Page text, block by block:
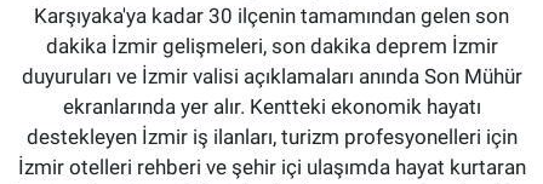
Karşıyaka'ya kadar 30 ilçenin tamamından gelen son
dakika İzmir gelişmeleri, son dakika deprem İzmir
duyuruları ve İzmir valisi açıklamaları anında Son Mühür
ekranlarında yer alır. Kentteki ekonomik hayatı
destekleyen İzmir iş ilanları, turizm profesyonelleri için
İzmir otelleri rehberi ve şehir içi ulaşımda hayat kurtaran